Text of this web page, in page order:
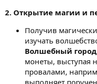
2. Открытие магии и
Получив
изучать
Волшебный город
монеты, выступая
провалами,
выполняет